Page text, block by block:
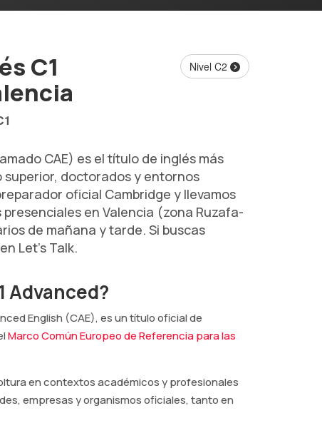
C1
Nivel C2
CAE) es el título de inglés más
superior, doctorados y entornos
oficial Cambridge y llevamos
en Valencia (zona Ruzafa-
de mañana y tarde. Si buscas
Let's Talk.
Advanced?
English (CAE), es un título oficial de
Marco Común Europeo de Referencia para las
en contextos académicos y profesionales
empresas y organismos oficiales, tanto en